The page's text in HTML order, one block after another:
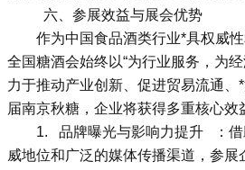
六、参展效益与展会优势
作为中国食品酒类行业*具权威
全国糖酒会始终以“为行业服务，为
力于推动产业创新、促进贸易流通、
届南京秋糖，企业将获得多重核心效
1. 品牌曝光与影响力提升 ：借
威地位和广泛的媒体传播渠道，参